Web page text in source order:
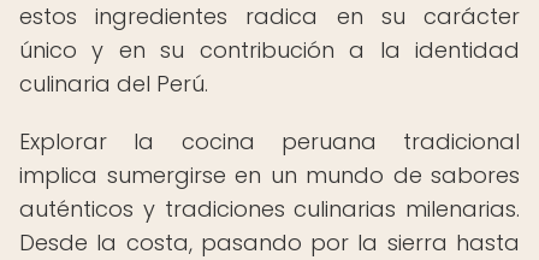
estos ingredientes radica en su carácter
único y en su contribución a la identidad
culinaria del Perú.
Explorar la cocina peruana tradicional
implica sumergirse en un mundo de sabores
auténticos y tradiciones culinarias milenarias.
Desde la costa, pasando por la sierra hasta